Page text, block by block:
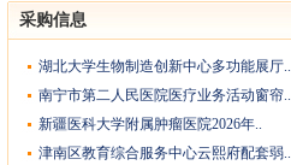
采购信息
湖北大学生物制造创新中心多功能展厅..
南宁市第二人民医院医疗业务活动窗帘..
新疆医科大学附属肿瘤医院2026年..
津南区教育综合服务中心云熙府配套弱..